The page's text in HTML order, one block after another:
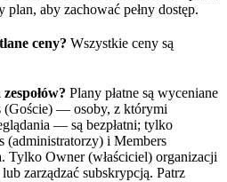
aby zachować pełny dostęp.
ceny? Wszystkie ceny są
Plany płatne są wyceniane
(Goście) — osoby, z którymi
— są bezpłatni; tylko
(administratorzy) i Members
Tylko Owner (właściciel) organizacji
zarządzać subskrypcją. Patrz